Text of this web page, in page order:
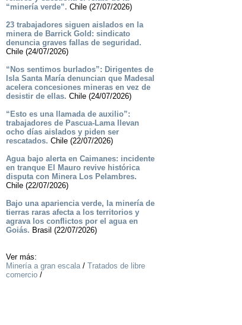
“minería verde”. Chile (27/07/2026)
23 trabajadores siguen aislados en la
minera de Barrick Gold: sindicato
denuncia graves fallas de seguridad.
Chile (24/07/2026)
“Nos sentimos burlados”: Dirigentes de
Isla Santa María denuncian que Madesal
acelera concesiones mineras en vez de
desistir de ellas. Chile (24/07/2026)
“Esto es una llamada de auxilio”:
trabajadores de Pascua-Lama llevan
ocho días aislados y piden ser
rescatados. Chile (22/07/2026)
Agua bajo alerta en Caimanes: incidente
en tranque El Mauro revive histórica
disputa con Minera Los Pelambres.
Chile (22/07/2026)
Bajo una apariencia verde, la minería de
tierras raras afecta a los territorios y
agrava los conflictos por el agua en
Goiás. Brasil (22/07/2026)
Ver más:
Minería a gran escala/ Tratados de libre
comercio/